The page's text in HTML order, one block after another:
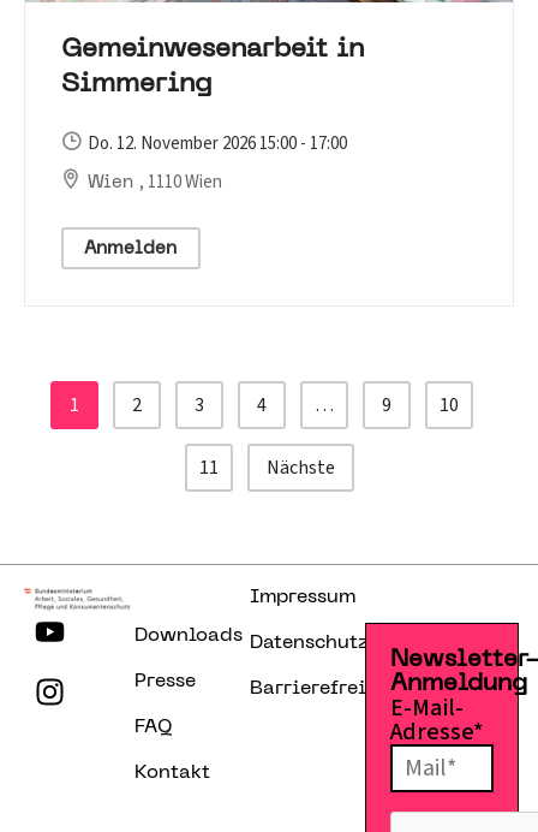
Gemeinwesenarbeit in
Simmering
Do. 12. November 2026 15:00 - 17:00
Wien , 1110 Wien
Anmelden
1 2 3 4 … 9 10
11 Nächste
Downloads
Presse
FAQ
Kontakt
Impressum
Datenschutzerklärung
Barrierefreiheitserklärung
Anmeldung
E-Mail-
Adresse*